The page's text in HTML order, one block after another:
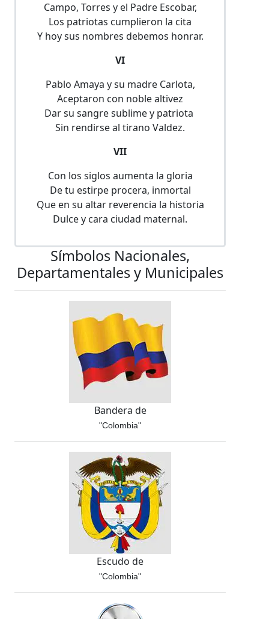
Campo, Torres y el Padre Escobar,
Los patriotas cumplieron la cita
Y hoy sus nombres debemos honrar.
VI
Pablo Amaya y su madre Carlota,
Aceptaron con noble altivez
Dar su sangre sublime y patriota
Sin rendirse al tirano Valdez.
VII
Con los siglos aumenta la gloria
De tu estirpe procera, inmortal
Que en su altar reverencia la historia
Dulce y cara ciudad maternal.
Símbolos Nacionales,
Departamentales y Municipales
Bandera de
"Colombia"
Escudo de
"Colombia"